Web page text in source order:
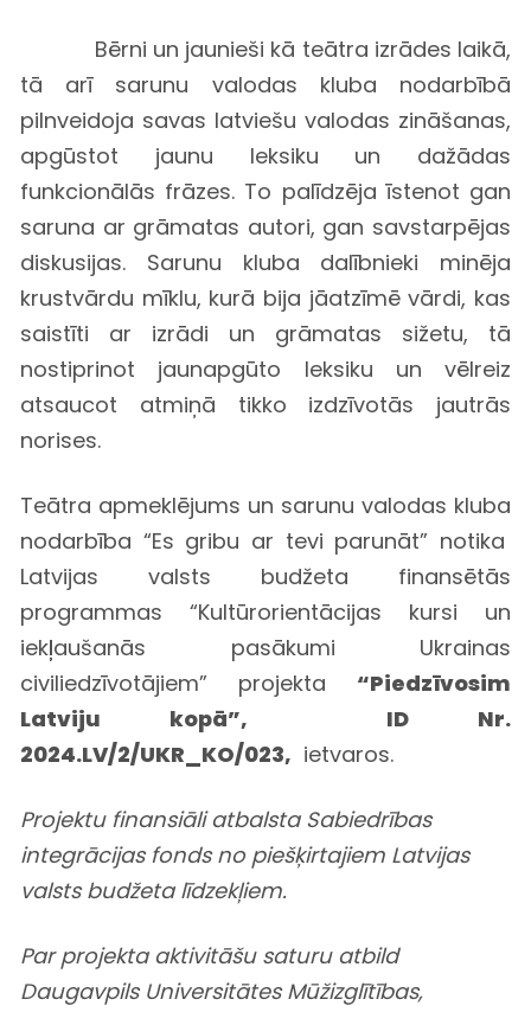
Bērni un jaunieši kā teātra izrādes laikā,
tā arī sarunu valodas kluba nodarbībā
pilnveidoja savas latviešu valodas zināšanas,
apgūstot jaunu leksiku un dažādas
funkcionālās frāzes. To palīdzēja īstenot gan
saruna ar grāmatas autori, gan savstarpējas
diskusijas. Sarunu kluba dalībnieki minēja
krustvārdu mīklu, kurā bija jāatzīmē vārdi, kas
saistīti ar izrādi un grāmatas sižetu, tā
nostiprinot jaunapgūto leksiku un vēlreiz
atsaucot atmiņā tikko izdzīvotās jautrās
norises.
Teātra apmeklējums un sarunu valodas kluba
nodarbība “Es gribu ar tevi parunāt” notika
Latvijas valsts budžeta finansētās
programmas “Kultūrorientācijas kursi un
iekļaušanās pasākumi Ukrainas
civiliedzīvotājiem” projekta “Piedzīvosim
Latviju kopā”, ID Nr.
2024.LV/2/UKR_KO/023, ietvaros.
Projektu finansiāli atbalsta Sabiedrības
integrācijas fonds no piešķirtajiem Latvijas
valsts budžeta līdzekļiem.
Par projekta aktivitāšu saturu atbild
Daugavpils Universitātes Mūžizglītības,